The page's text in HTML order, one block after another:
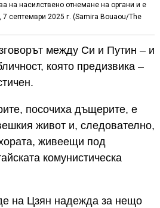
на насилствено отнемане на органи и е
септември 2025 г. (Samira Bouaou/The
между Си и Путин – и
която предизвика –
посочиха дъщерите, е
живот и, следователно,
живеещи под
комунистическа
на Цзян надежда за нещо